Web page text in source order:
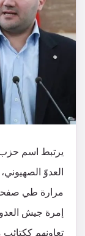
يرتبط اسم حزب
العدوّ
مرارة طي
إمرة جيش
تعاونهم ككتائب